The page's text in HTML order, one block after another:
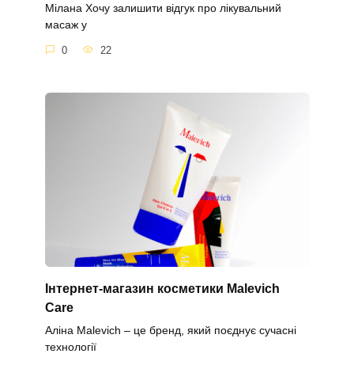
Мілана Хочу залишити відгук про лікувальний
масаж у
0 22
Інтернет-магазин косметики Malevich
Care
Аліна Malevich – це бренд, який поєднує сучасні
технології